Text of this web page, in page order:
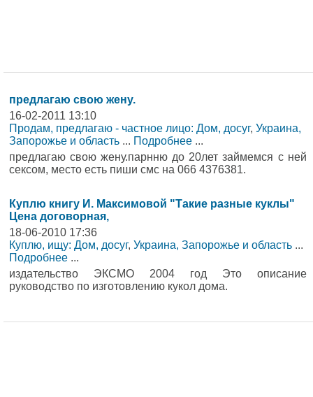
предлагаю свою жену.
16-02-2011 13:10
Продам, предлагаю - частное лицо: Дом, досуг, Украина,
Запорожье и область ... Подробнее ...
предлагаю свою жену.парнню до 20лет займемся с ней
сексом, место есть пиши смс на 066 4376381.
Куплю книгу И. Максимовой "Такие разные куклы"
Цена договорная,
18-06-2010 17:36
Куплю, ищу: Дом, досуг, Украина, Запорожье и область ...
Подробнее ...
издательство ЭКСМО 2004 год Это описание
руководство по изготовлению кукол дома.